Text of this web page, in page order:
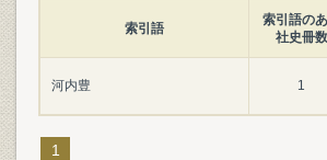
索引語
索引語の
社史冊数
河内豊 1
1